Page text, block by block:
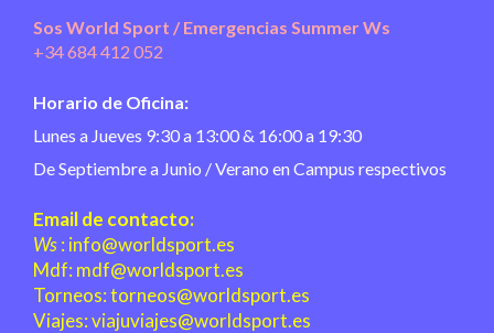
Sos World Sport / Emergencias Summer Ws
‎+34 684 412 052
Horario de Oficina:
Lunes a Jueves 9:30 a 13:00 & 16:00 a 19:30
De Septiembre a Junio / Verano en Campus respectivos
Email de contacto:
Ws:info@worldsport.es
Mdf:mdf@worldsport.es
Torneos:torneos@worldsport.es
Viajes:viajuviajes@worldsport.es